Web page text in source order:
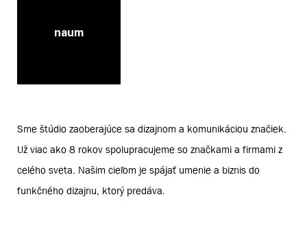
naum
Sme štúdio zaoberajúce sa dizajnom a komunikáciou značiek.
Už viac ako 8 rokov spolupracujeme so značkami a firmami z
celého sveta. Našim cieľom je spájať umenie a biznis do
funkčného dizajnu, ktorý predáva.